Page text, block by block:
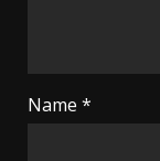
Name *